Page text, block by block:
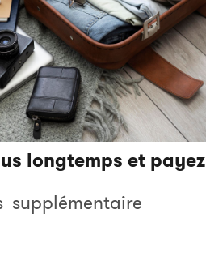
longtemps et payez
supplémentaire